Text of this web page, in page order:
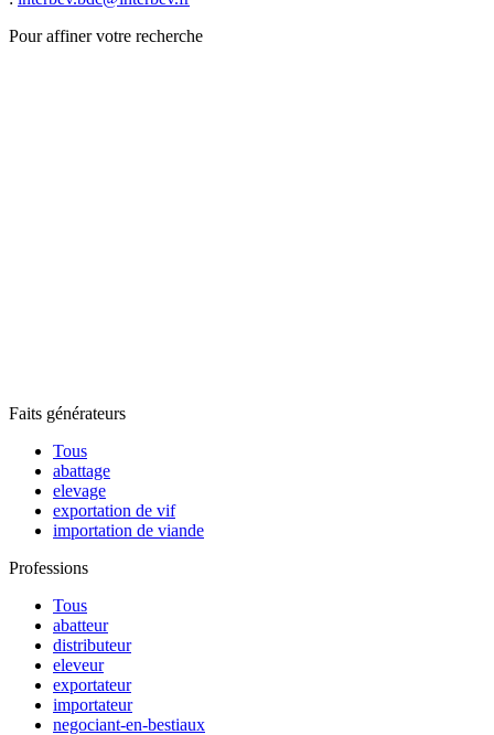
Pour affiner votre recherche
Faits générateurs
Tous
abattage
elevage
exportation de vif
importation de viande
Professions
Tous
abatteur
distributeur
eleveur
exportateur
importateur
negociant-en-bestiaux